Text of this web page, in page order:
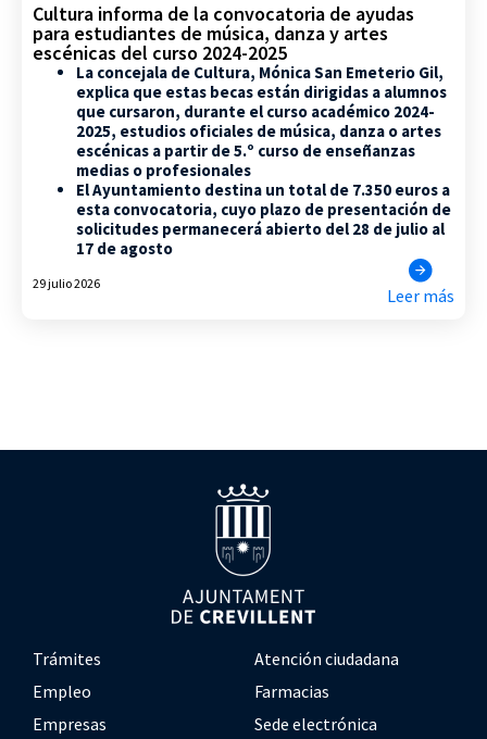
Cultura informa de la convocatoria de ayudas
para estudiantes de música, danza y artes
escénicas del curso 2024-2025
La concejala de Cultura, Mónica San Emeterio Gil,
explica que estas becas están dirigidas a alumnos
que cursaron, durante el curso académico 2024-
2025, estudios oficiales de música, danza o artes
escénicas a partir de 5.º curso de enseñanzas
medias o profesionales
El Ayuntamiento destina un total de 7.350 euros a
esta convocatoria, cuyo plazo de presentación de
solicitudes permanecerá abierto del 28 de julio al
17 de agosto
29 julio 2026
Leer más
Trámites
Atención ciudadana
Empleo
Farmacias
Empresas
Sede electrónica